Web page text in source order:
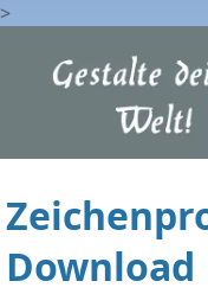
>
Download